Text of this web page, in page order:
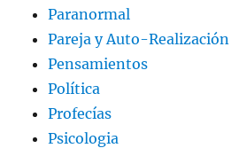
Paranormal
Pareja y Auto-Realización
Pensamientos
Política
Profecías
Psicologia